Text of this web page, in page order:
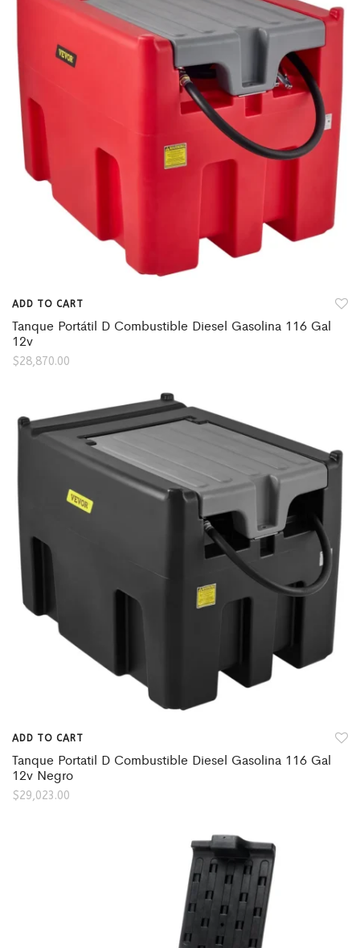
ADD TO CART
Tanque Portátil D Combustible Diesel Gasolina 116 Gal
12v
$28,870.00
ADD TO CART
Tanque Portatil D Combustible Diesel Gasolina 116 Gal
12v Negro
$29,023.00